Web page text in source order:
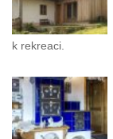
k rekreaci.